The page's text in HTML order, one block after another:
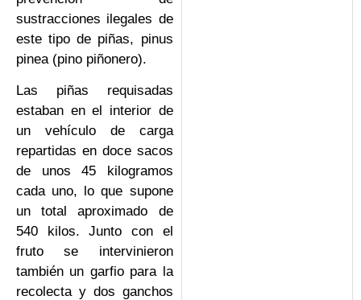
sustracciones ilegales de
este tipo de piñas, pinus
pinea (pino piñonero).
Las piñas requisadas
estaban en el interior de
un vehículo de carga
repartidas en doce sacos
de unos 45 kilogramos
cada uno, lo que supone
un total aproximado de
540 kilos. Junto con el
fruto se intervinieron
también un garfio para la
recolecta y dos ganchos